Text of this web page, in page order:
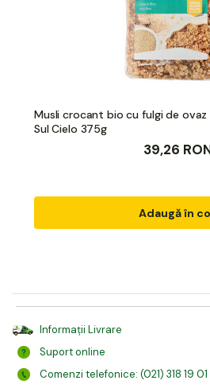
Musli crocant bio cu fulgi de ovaz
Sul Cielo 375g
39,26
Adaugă în
Informații Livrare
Suport online
Comenzi telefonice: (021) 318 19 01